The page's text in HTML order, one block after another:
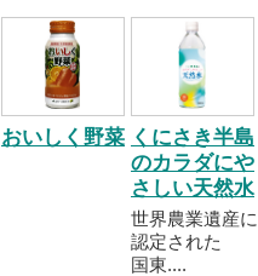
おいしく野菜 くにさき半島
のカラダにや
さしい天然水
世界農業遺産に
認定された
国東....